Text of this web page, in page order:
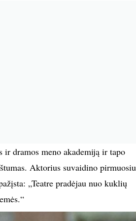
dramos meno akademiją ir tapo
Aktorius suvaidino
„Teatre pradėjau nuo kuklių